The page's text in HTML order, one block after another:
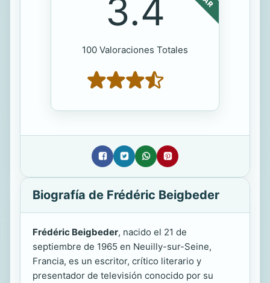
3.4
100 Valoraciones Totales
Biografía de Frédéric Beigbeder
Frédéric Beigbeder, nacido el 21 de
septiembre de 1965 en Neuilly-sur-Seine,
Francia, es un escritor, crítico literario y
presentador de televisión conocido por su